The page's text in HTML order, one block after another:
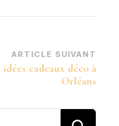
ARTICLE SUIVANT
idées cadeaux déco à
Orléans